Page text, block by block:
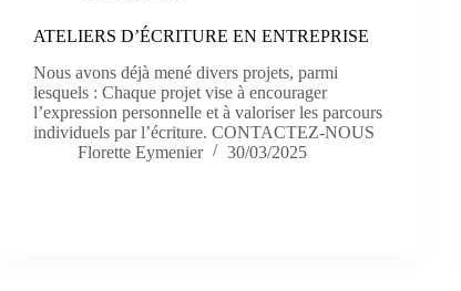
ATELIERS D’ÉCRITURE EN ENTREPRISE
Nous avons déjà mené divers projets, parmi
lesquels : Chaque projet vise à encourager
l’expression personnelle et à valoriser les parcours
individuels par l’écriture. CONTACTEZ-NOUS
Florette Eymenier
30/03/2025